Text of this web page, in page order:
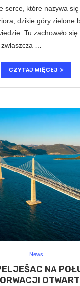
serce, które nazywa
dzikie góry zielone
Tu zachowało
…
CZYTAJ WIĘCEJ
News
NA